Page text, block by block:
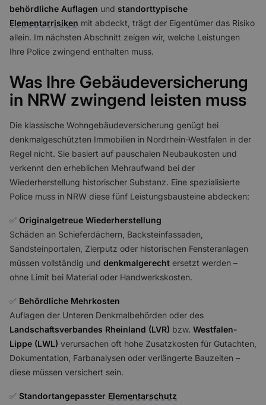
behördliche Auflagen und standorttypische
Elementarrisiken mit abdeckt, trägt der Eigentümer das Risiko
allein. Im nächsten Abschnitt zeigen wir, welche Leistungen
Ihre Police zwingend enthalten muss.
Was Ihre Gebäudeversicherung
in NRW zwingend leisten muss
Die klassische Wohngebäudeversicherung genügt bei
denkmalgeschützten Immobilien in Nordrhein-Westfalen in der
Regel nicht. Sie basiert auf pauschalen Neubaukosten und
verkennt den erheblichen Mehraufwand bei der
Wiederherstellung historischer Substanz. Eine spezialisierte
Police muss in NRW diese fünf Leistungsbausteine abdecken:
✅️ Originalgetreue Wiederherstellung
Schäden an Schieferdächern, Backsteinfassaden,
Sandsteinportalen, Zierputz oder historischen Fensteranlagen
müssen vollständig und denkmalgerecht ersetzt werden –
ohne Limit bei Material oder Handwerkskosten.
✅️ Behördliche Mehrkosten
Auflagen der Unteren Denkmalbehörden oder des
Landschaftsverbandes Rheinland (LVR) bzw. Westfalen-
Lippe (LWL) verursachen oft hohe Zusatzkosten für Gutachten,
Dokumentation, Farbanalysen oder verlängerte Bauzeiten –
diese müssen versichert sein.
✅️ Standortangepasster Elementarschutz